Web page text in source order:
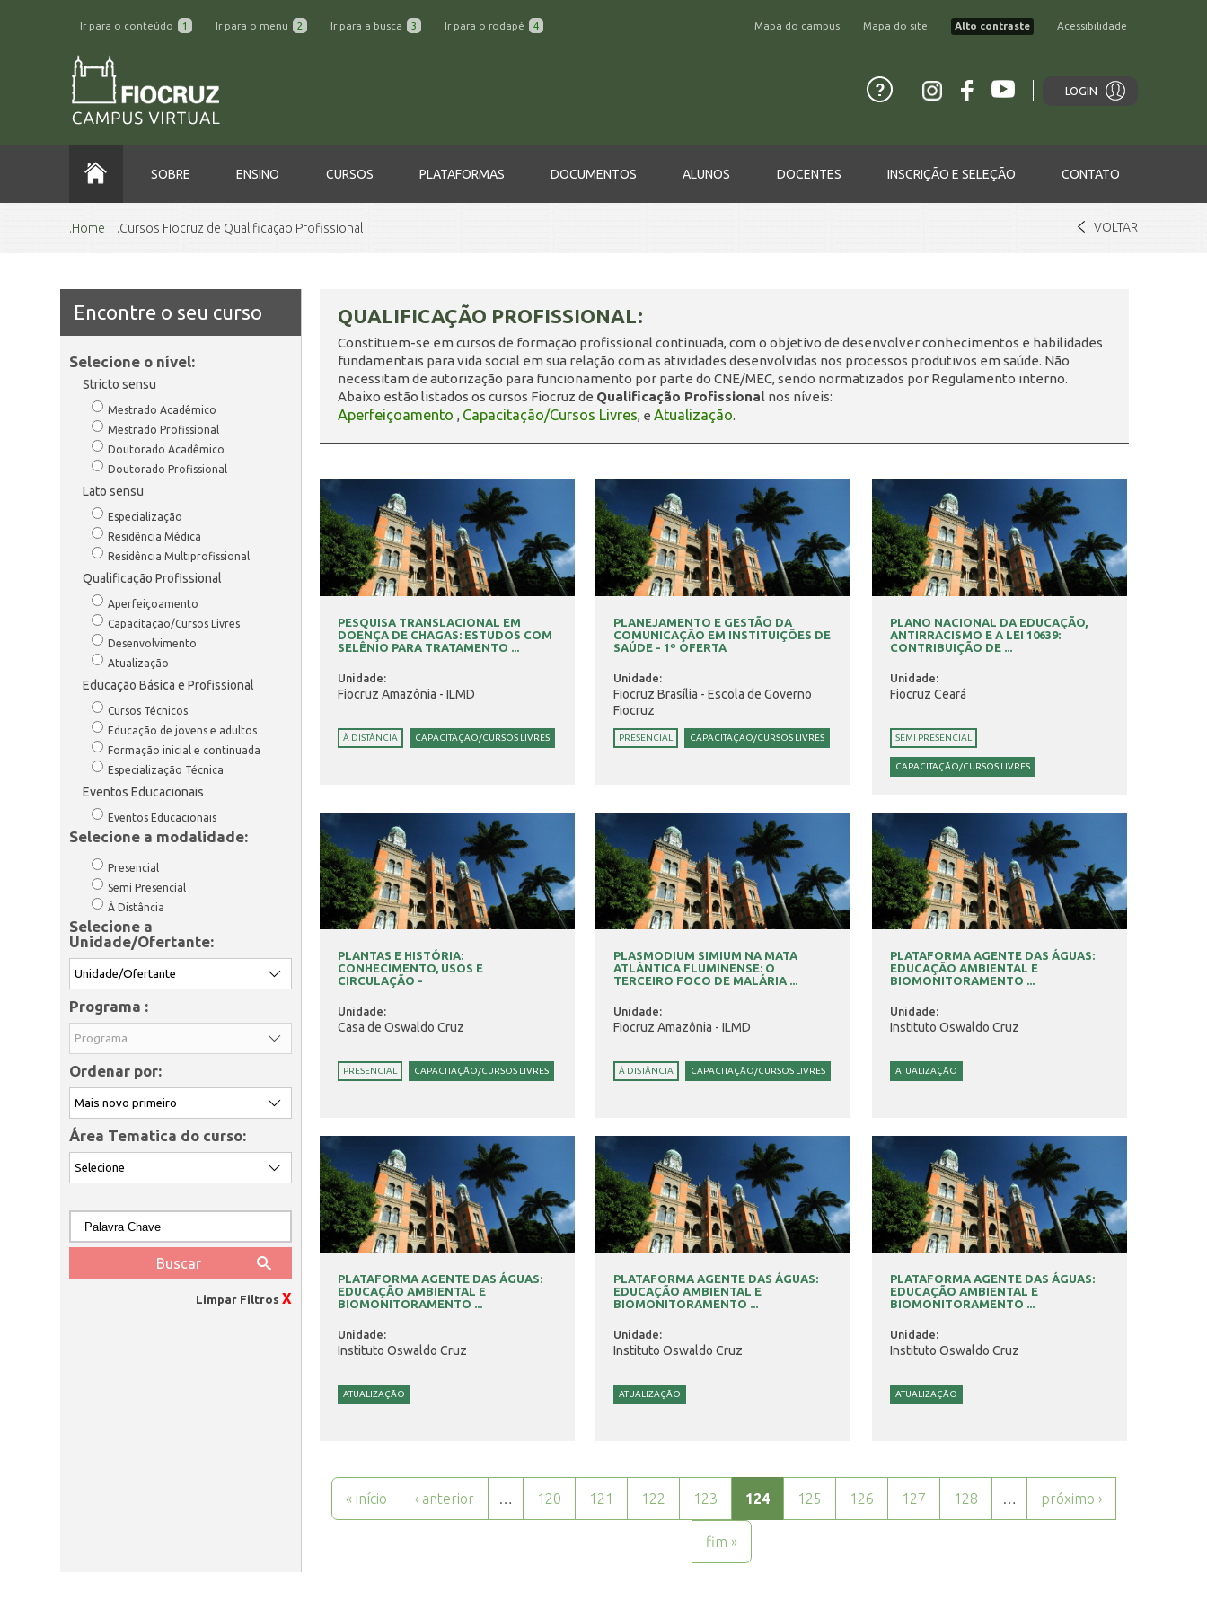
Ir para o conteúdo 1 Ir para o menu 2 Ir para a busca 3 Ir para o rodapé 4 Mapa do campus Mapa do site Alto contraste Acessibilidade
LOGIN
SOBRE ENSINO CURSOS PLATAFORMAS DOCUMENTOS ALUNOS DOCENTES INSCRIÇÃO E SELEÇÃO CONTATO
Home Cursos Fiocruz de Qualificação Profissional VOLTAR
Encontre o seu curso
Selecione o nível:
Stricto sensu
Mestrado Acadêmico
Mestrado Profissional
Doutorado Acadêmico
Doutorado Profissional
Lato sensu
Especialização
Residência Médica
Residência Multiprofissional
Qualificação Profissional
Aperfeiçoamento
Capacitação/Cursos Livres
Desenvolvimento
Atualização
Educação Básica e Profissional
Cursos Técnicos
Educação de jovens e adultos
Formação inicial e continuada
Especialização Técnica
Eventos Educacionais
Eventos Educacionais
Selecione a modalidade:
Presencial
Semi Presencial
À Distância
Selecione a
Unidade/Ofertante:
Programa :
Ordenar por:
Área Tematica do curso:
Limpar Filtros X
QUALIFICAÇÃO PROFISSIONAL:
Constituem-se em cursos de formação profissional continuada, com o objetivo de desenvolver conhecimentos e habilidades
fundamentais para vida social em sua relação com as atividades desenvolvidas nos processos produtivos em saúde. Não
necessitam de autorização para funcionamento por parte do CNE/MEC, sendo normatizados por Regulamento interno.
Abaixo estão listados os cursos Fiocruz de Qualificação Profissional nos níveis:
Aperfeiçoamento , Capacitação/Cursos Livres, e Atualização.
PESQUISA TRANSLACIONAL EM
DOENÇA DE CHAGAS: ESTUDOS COM
SELÊNIO PARA TRATAMENTO ...
Unidade:
Fiocruz Amazônia - ILMD
À DISTÂNCIA CAPACITAÇÃO/CURSOS LIVRES
PLANEJAMENTO E GESTÃO DA
COMUNICAÇÃO EM INSTITUIÇÕES DE
SAÚDE - 1º OFERTA
Unidade:
Fiocruz Brasília - Escola de Governo
Fiocruz
PRESENCIAL CAPACITAÇÃO/CURSOS LIVRES
PLANO NACIONAL DA EDUCAÇÃO,
ANTIRRACISMO E A LEI 10639:
CONTRIBUIÇÃO DE ...
Unidade:
Fiocruz Ceará
SEMI PRESENCIAL
CAPACITAÇÃO/CURSOS LIVRES
PLANTAS E HISTÓRIA:
CONHECIMENTO, USOS E
CIRCULAÇÃO -
Unidade:
Casa de Oswaldo Cruz
PRESENCIAL CAPACITAÇÃO/CURSOS LIVRES
PLASMODIUM SIMIUM NA MATA
ATLÂNTICA FLUMINENSE: O
TERCEIRO FOCO DE MALÁRIA ...
Unidade:
Fiocruz Amazônia - ILMD
À DISTÂNCIA CAPACITAÇÃO/CURSOS LIVRES
PLATAFORMA AGENTE DAS ÁGUAS:
EDUCAÇÃO AMBIENTAL E
BIOMONITORAMENTO ...
Unidade:
Instituto Oswaldo Cruz
ATUALIZAÇÃO
PLATAFORMA AGENTE DAS ÁGUAS:
EDUCAÇÃO AMBIENTAL E
BIOMONITORAMENTO ...
Unidade:
Instituto Oswaldo Cruz
ATUALIZAÇÃO
PLATAFORMA AGENTE DAS ÁGUAS:
EDUCAÇÃO AMBIENTAL E
BIOMONITORAMENTO ...
Unidade:
Instituto Oswaldo Cruz
ATUALIZAÇÃO
PLATAFORMA AGENTE DAS ÁGUAS:
EDUCAÇÃO AMBIENTAL E
BIOMONITORAMENTO ...
Unidade:
Instituto Oswaldo Cruz
ATUALIZAÇÃO
« início ‹ anterior … 120 121 122 123 124 125 126 127 128 … próximo ›
fim »